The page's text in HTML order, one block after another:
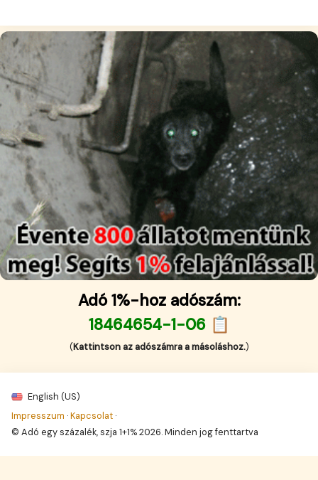
Adó 1%-hoz adószám:
18464654-1-06 📋
(Kattintson az adószámra a másoláshoz.)
English (US)
Impresszum ·Kapcsolat ·
© Adó egy százalék, szja 1+1% 2026. Minden jog fenttartva